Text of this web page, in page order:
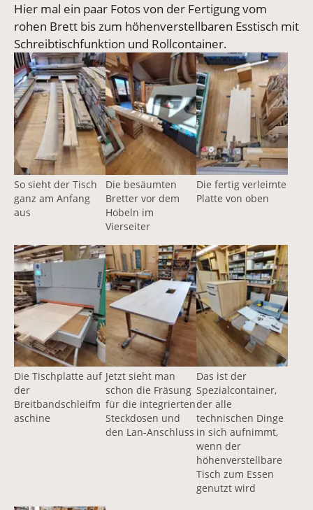
Vergrößerte Version anzeigen für Höhenverstellbarer
So sieht der Tisch
ganz am Anfang
aus
Vergrößerte Version anzeigen für
Die besäumten
Bretter vor dem
Hobeln im
Vierseiter
Vergrößerte Version
Die fertig verleimte
Platte von oben
Vergrößerte Version anzeigen für Rohplatte des
Die Tischplatte auf
der
Breitbandschleifm
aschine
Vergrößerte Version anzeigen für
Jetzt sieht man
schon die Fräsung
für die integrierten
Steckdosen und
den Lan-Anschluss
Vergrößerte Version
Das ist der
Spezialcontainer,
der alle
technischen Dinge
in sich aufnimmt,
wenn der
höhenverstellbare
Tisch zum Essen
genutzt wird
Hier mal ein paar Fotos von der Fertigung vom
rohen Brett bis zum höhenverstellbaren Esstisch mit
Schreibtischfunktion und Rollcontainer.